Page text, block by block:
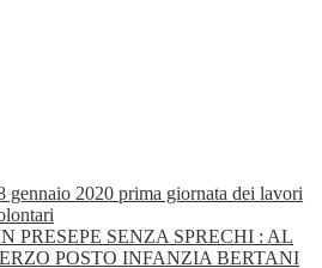
gennaio 2020 prima giornata dei lavori
PRESEPE SENZA SPRECHI : AL
POSTO INFANZIA BERTANI